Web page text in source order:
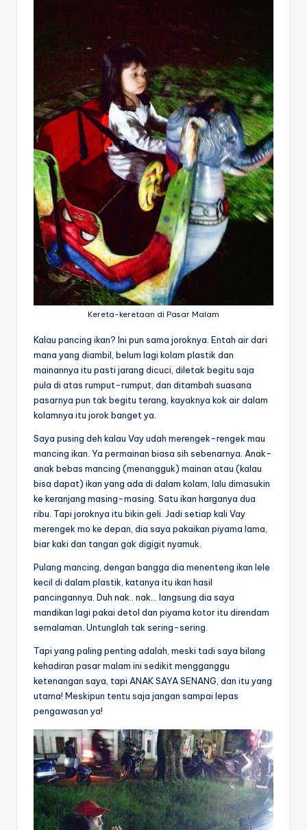
Kereta-keretaan di Pasar Malam
Kalau pancing ikan? Ini pun sama joroknya. Entah air dari
mana yang diambil, belum lagi kolam plastik dan
mainannya itu pasti jarang dicuci, diletak begitu saja
pula di atas rumput-rumput, dan ditambah suasana
pasarnya pun tak begitu terang, kayaknya kok air dalam
kolamnya itu jorok banget ya.
Saya pusing deh kalau Vay udah merengek-rengek mau
mancing ikan. Ya permainan biasa sih sebenarnya. Anak-
anak bebas mancing (menangguk) mainan atau (kalau
bisa dapat) ikan yang ada di dalam kolam, lalu dimasukin
ke keranjang masing-masing. Satu ikan harganya dua
ribu. Tapi joroknya itu bikin geli. Jadi setiap kali Vay
merengek mo ke depan, dia saya pakaikan piyama lama,
biar kaki dan tangan gak digigit nyamuk.
Pulang mancing, dengan bangga dia menenteng ikan lele
kecil di dalam plastik, katanya itu ikan hasil
pancingannya. Duh nak.. nak… langsung dia saya
mandikan lagi pakai detol dan piyama kotor itu direndam
semalaman. Untunglah tak sering-sering.
Tapi yang paling penting adalah, meski tadi saya bilang
kehadiran pasar malam ini sedikit mengganggu
ketenangan saya, tapi ANAK SAYA SENANG, dan itu yang
utama! Meskipun tentu saja jangan sampai lepas
pengawasan ya!